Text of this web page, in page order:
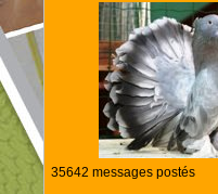
35642 messages postés